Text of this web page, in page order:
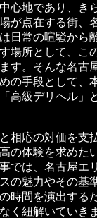
心地であり、き
が点在する街、
日常の喧騒から
場所として、こ
す。そんな名古
の手段として、
高級デリヘル」
相応の対価を支
の体験を求めた
では、名古屋エ
の魅力やその基
時間を演出する
く紐解いていき